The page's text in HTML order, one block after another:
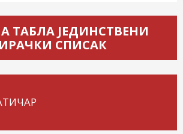
ТАБЛА ЈЕДИНСТВЕНИ
СПИСАК